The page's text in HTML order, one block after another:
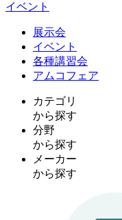
イベント
展示会
イベント
各種講習会
アムコフェア
カテゴリ
から探す
分野
から探す
メーカー
から探す